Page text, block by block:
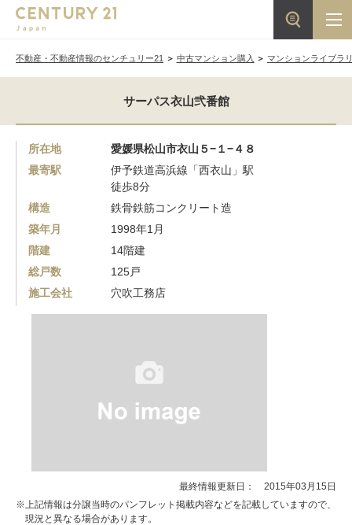
不動産・不動産情報のセンチュリー21 中古マンション購入 マンションライブラ
サーパス衣山弐番館
所在地
愛媛県松山市衣山５−１−４８
最寄駅
伊予鉄道高浜線「西衣山」駅
徒歩8分
構造
鉄骨鉄筋コンクリート造
築年月
1998年1月
階建
14階建
総戸数
125戸
施工会社
穴吹工務店
最終情報更新日： 2015年03月15日
※上記情報は分譲当時のパンフレット掲載内容などを記載していますので、
現況と異なる場合があります。